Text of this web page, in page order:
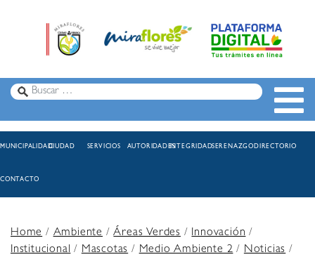
MUNICIPALIDADCIUDAD SERVICIOS AUTORIDADESINTEGRIDADSERENAZGODIRECTORIO
CONTACTO
Home/Ambiente /Áreas Verdes /Innovación/
Institucional/Mascotas/Medio Ambiente 2/Noticias/